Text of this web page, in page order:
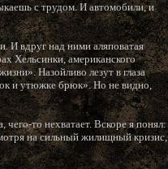
с трудом. И автомобили, и
И вдруг над ними аляповатая
Хельсинки, американского
Назойливо лезут в глаза
и утюжке брюк». Но не видно,
чего-то нехватает. Вскоре я понял:
на сильный жилищный кризис,